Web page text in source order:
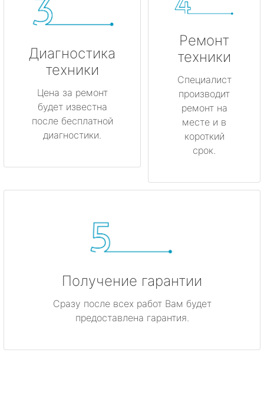
Диагностика
техники
Цена за ремонт
будет известна
после бесплатной
диагностики.
Ремонт
техники
Специалист
производит
ремонт на
месте и в
короткий
срок.
Получение гарантии
Сразу после всех работ Вам будет
предоставлена гарантия.